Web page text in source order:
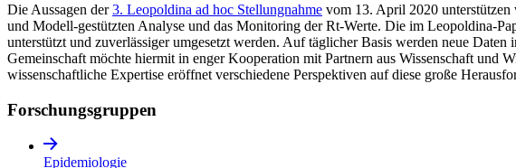
Die Aussagen der3. Leopoldina ad hoc Stellungnahme vom 13. April 2020 unterstützen
und Modell-gestützten Analyse und das Monitoring der Rt-Werte. Die im Leopoldina-
unterstützt und zuverlässiger umgesetzt werden. Auf täglicher Basis werden neue
Gemeinschaft möchte hiermit in enger Kooperation mit Partnern aus Wissenschaft
wissenschaftliche Expertise eröffnet verschiedene Perspektiven auf diese große
Forschungs­gruppen
Epidemiologie